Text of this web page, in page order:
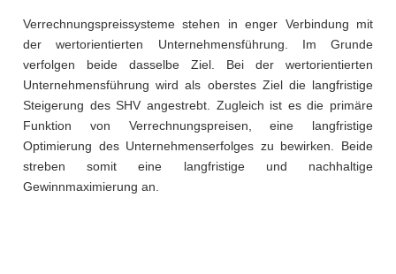
Verrechnungspreissysteme stehen in enger Verbindung mit
der wertorientierten Unternehmensführung. Im Grunde
verfolgen beide dasselbe Ziel. Bei der wertorientierten
Unternehmensführung wird als oberstes Ziel die langfristige
Steigerung des SHV angestrebt. Zugleich ist es die primäre
Funktion von Verrechnungspreisen, eine langfristige
Optimierung des Unternehmenserfolges zu bewirken. Beide
streben somit eine langfristige und nachhaltige
Gewinnmaximierung an.